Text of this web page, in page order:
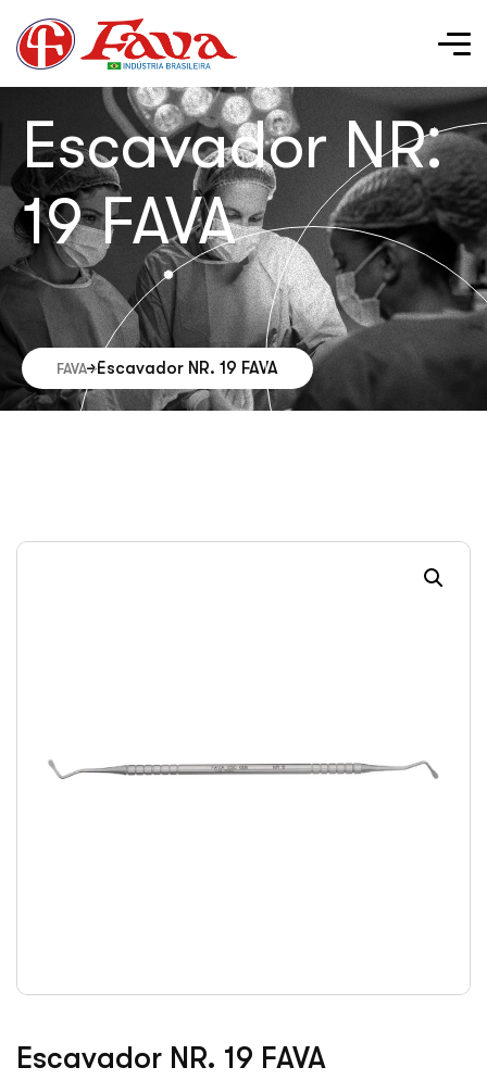
Escavador NR.
19 FAVA
FAVA Escavador NR. 19 FAVA
Escavador NR. 19 FAVA